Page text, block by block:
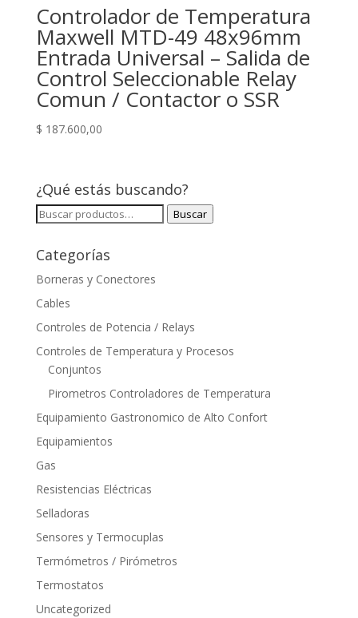
Controlador de Temperatura
Maxwell MTD-49 48x96mm
Entrada Universal – Salida de
Control Seleccionable Relay
Comun / Contactor o SSR
$ 187.600,00
¿Qué estás buscando?
Buscar
Buscar
Categorías
Borneras y Conectores
Cables
Controles de Potencia / Relays
Controles de Temperatura y Procesos
Conjuntos
Pirometros Controladores de Temperatura
Equipamiento Gastronomico de Alto Confort
Equipamientos
Gas
Resistencias Eléctricas
Selladoras
Sensores y Termocuplas
Termómetros / Pirómetros
Termostatos
Uncategorized